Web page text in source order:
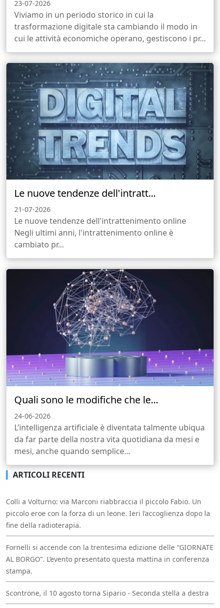
23-07-2026
Viviamo in un periodo storico in cui la
trasformazione digitale sta cambiando il modo in
cui le attività economiche operano, gestiscono i pr...
Le nuove tendenze dell'intratt...
21-07-2026
Le nuove tendenze dell'intrattenimento online
Negli ultimi anni, l'intrattenimento online è
cambiato pr...
Quali sono le modifiche che le...
24-06-2026
L’intelligenza artificiale è diventata talmente ubiqua
da far parte della nostra vita quotidiana da mesi e
mesi, anche quando semplice...
ARTICOLI RECENTI
Colli a Volturno: via Marconi riabbraccia il piccolo Fabio. Un
piccolo eroe con la forza di un leone. Ieri l’accoglienza dopo la
fine della radioterapia.
Fornelli si accende con la trentesima edizione delle “GIORNATE
AL BORGO”. L’evento presentato questa mattina in conferenza
stampa.
Scontrone, il 10 agosto torna Sipario - Seconda stella a destra